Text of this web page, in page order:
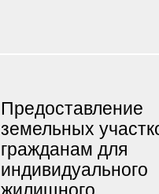
Предоставление
земельных
гражданам для
индивидуального